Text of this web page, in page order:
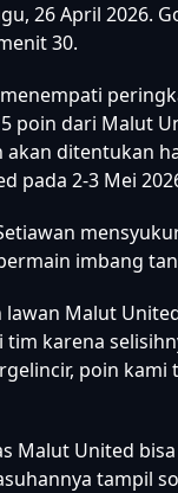
26 April 2026.
30.
poin dari Malut
akan ditentukan
pada 2-3 Mei
imbang
Malut
karena
poin kami
Malut United
tampil